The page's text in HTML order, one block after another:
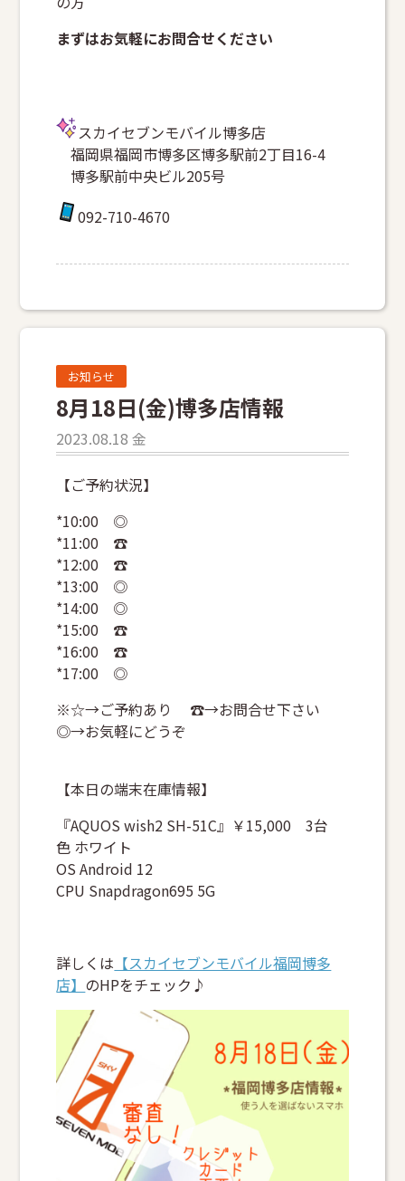
まずはお気軽にお問合せください
スカイセブンモバイル博多店
福岡県福岡市博多区博多駅前2丁目16-4
博多駅前中央ビル205号
092-710-4670
お知らせ
8月18日(金)博多店情報
2023.08.18 金
【ご予約状況】
*10:00 ◎
*11:00 ☎
*12:00 ☎
*13:00 ◎
*14:00 ◎
*15:00 ☎
*16:00 ☎
*17:00 ◎
※☆→ご予約あり ☎→お問合せ下さい
◎→お気軽にどうぞ
【本日の端末在庫情報】
『AQUOS wish2 SH-51C』￥15,000 3台
色 ホワイト
OS Android 12
CPU Snapdragon695 5G
詳しくは 【スカイセブンモバイル福岡博多
店】 のHPをチェック♪